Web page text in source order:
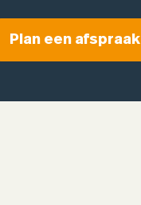
Plan een afspraak